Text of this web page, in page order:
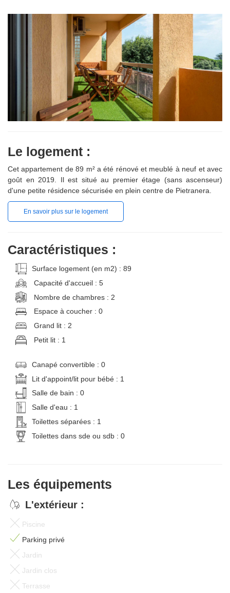
Le logement :
Cet appartement de 89 m² a été rénové et meublé à neuf et avec
goût en 2019. Il est situé au premier étage (sans ascenseur)
d'une petite résidence sécurisée en plein centre de Pietranera.
En savoir plus sur le logement
Caractéristiques :
Surface logement (en m2) : 89
Capacité d'accueil : 5
Nombre de chambres : 2
Espace à coucher : 0
Grand lit : 2
Petit lit : 1
Canapé convertible : 0
Lit d'appoint/lit pour bébé : 1
Salle de bain : 0
Salle d'eau : 1
Toilettes séparées : 1
Toilettes dans sde ou sdb : 0
Les équipements
L'extérieur :
Piscine
Parking privé
Jardin
Jardin clos
Terrasse